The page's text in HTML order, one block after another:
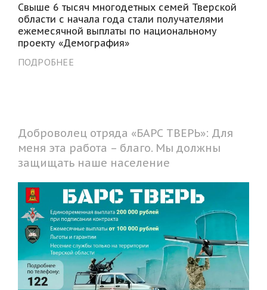
Свыше 6 тысяч многодетных семей Тверской
области с начала года стали получателями
ежемесячной выплаты по национальному
проекту «Демография»
ПОДРОБНЕЕ
Доброволец отряда «БАРС ТВЕРЬ»: Для
меня эта работа – благо. Мы должны
защищать наше население